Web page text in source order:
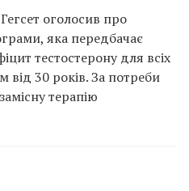
оголосив про
яка передбачає
тестостерону для всіх
від 30 років. За потреби
терапію